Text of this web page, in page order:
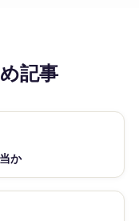
記事
か